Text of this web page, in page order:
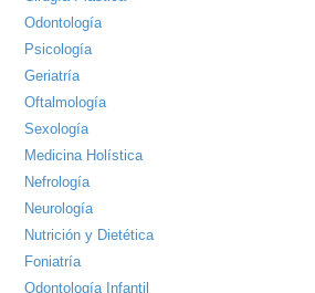
Odontología
Psicología
Geriatría
Oftalmología
Sexología
Medicina Holística
Nefrología
Neurología
Nutrición y Dietética
Foniatría
Odontología Infantil